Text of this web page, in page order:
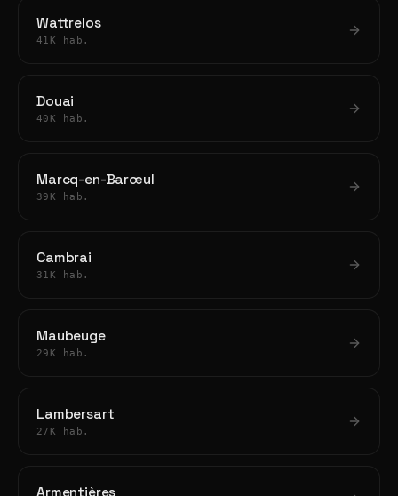
Wattrelos
41K hab.
Douai
40K hab.
Marcq-en-Barœul
39K hab.
Cambrai
31K hab.
Maubeuge
29K hab.
Lambersart
27K hab.
Armentières